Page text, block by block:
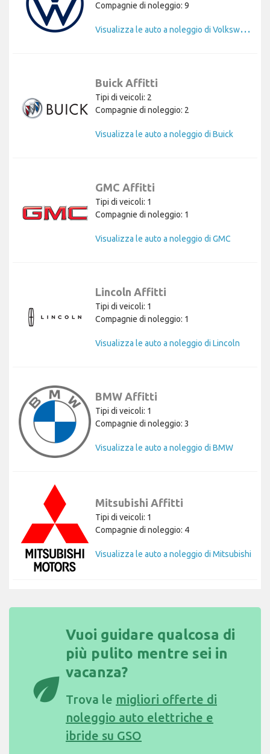
Compagnie di noleggio: 9
V
isualizza le auto a noleggio di Volkswagen
Buick Affitti
Tipi di veicoli: 2
Compagnie di noleggio: 2
Visualizza le auto a noleggio di Buick
GMC Affitti
Tipi di veicoli: 1
Compagnie di noleggio: 1
Visualizza le auto a noleggio di GMC
Lincoln Affitti
Tipi di veicoli: 1
Compagnie di noleggio: 1
Visualizza le auto a noleggio di Lincoln
BMW Affitti
Tipi di veicoli: 1
Compagnie di noleggio: 3
Visualizza le auto a noleggio di BMW
Mitsubishi Affitti
Tipi di veicoli: 1
Compagnie di noleggio: 4
Visualizza le auto a noleggio di Mitsubishi
eco
Vuoi guidare qualcosa di
più pulito mentre sei in
vacanza?
Trova le migliori offerte di
noleggio auto elettriche e
ibride su GSO